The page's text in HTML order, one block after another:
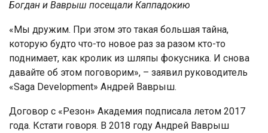
Богдан и Ваврыш посещали Каппадокию
«Мы дружим. При этом это такая большая тайна,
которую будто что-то новое раз за разом кто-то
поднимает, как кролик из шляпы фокусника. И снова
давайте об этом поговорим», – заявил руководитель
«Saga Development» Андрей Ваврыш.
Договор с «Резон» Академия подписала летом 2017
года. Кстати говоря. В 2018 году Андрей Ваврыш